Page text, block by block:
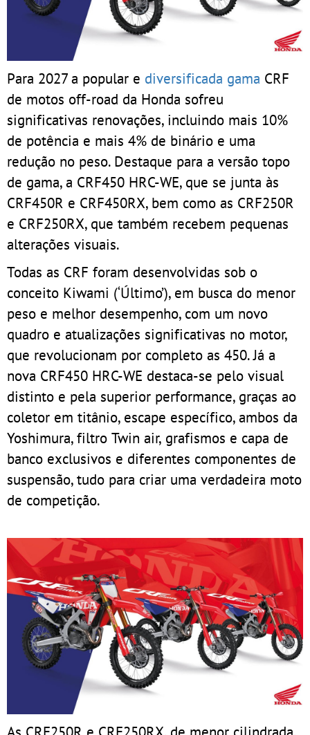
Para 2027 a popular e diversificada gama CRF
de motos off-road da Honda sofreu
significativas renovações, incluindo mais 10%
de potência e mais 4% de binário e uma
redução no peso. Destaque para a versão topo
de gama, a CRF450 HRC-WE, que se junta às
CRF450R e CRF450RX, bem como as CRF250R
e CRF250RX, que também recebem pequenas
alterações visuais.
Todas as CRF foram desenvolvidas sob o
conceito Kiwami (‘Último’), em busca do menor
peso e melhor desempenho, com um novo
quadro e atualizações significativas no motor,
que revolucionam por completo as 450. Já a
nova CRF450 HRC-WE destaca-se pelo visual
distinto e pela superior performance, graças ao
coletor em titânio, escape específico, ambos da
Yoshimura, filtro Twin air, grafismos e capa de
banco exclusivos e diferentes componentes de
suspensão, tudo para criar uma verdadeira moto
de competição.